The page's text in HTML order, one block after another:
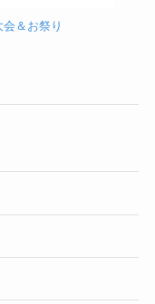
＆お祭り